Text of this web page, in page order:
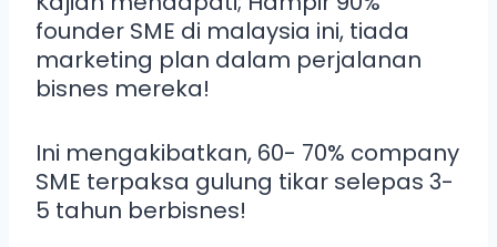
founder SME di malaysia ini, tiada
marketing plan dalam perjalanan
bisnes mereka!
Ini mengakibatkan, 60- 70% company
SME terpaksa gulung tikar selepas 3-
5 tahun berbisnes!